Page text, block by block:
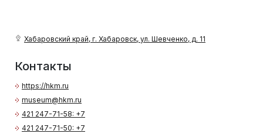
Хабаровский край, г. Хабаровск, ул. Шевченко, д. 11
Контакты
https://hkm.ru
museum@hkm.ru
421 247-71-58: +7
421 247-71-50: +7